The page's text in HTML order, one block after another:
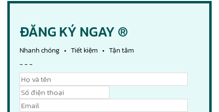
ĐĂNG KÝ NGAY ®
Nhanh chóng • Tiết kiệm • Tận tâm
- - -